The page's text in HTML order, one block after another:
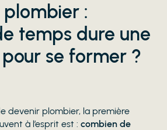
:
temps dure une
se former ?
devenir plombier, la première
à l’esprit est : combien de